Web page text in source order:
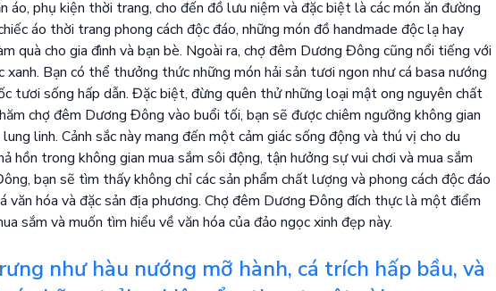
áo, phụ kiện thời trang, cho đến đồ lưu niệm và đặc biệt là các món ăn đường
áo thời trang phong cách độc đáo, những món đồ handmade độc lạ hay
quà cho gia đình và bạn bè. Ngoài ra, chợ đêm Dương Đông cũng nổi tiếng với
xanh. Bạn có thể thưởng thức những món hải sản tươi ngon như cá basa nướng
tươi sống hấp dẫn. Đặc biệt, đừng quên thử những loại mật ong nguyên chất
chợ đêm Dương Đông vào buổi tối, bạn sẽ được chiêm ngưỡng không gian
linh. Cảnh sắc này mang đến một cảm giác sống động và thú vị cho du
hồn trong không gian mua sắm sôi động, tận hưởng sự vui chơi và mua sắm
bạn sẽ tìm thấy không chỉ các sản phẩm chất lượng và phong cách độc đáo
văn hóa và đặc sản địa phương. Chợ đêm Dương Đông đích thực là một điểm
sắm và muốn tìm hiểu về văn hóa của đảo ngọc xinh đẹp này.
như hàu nướng mỡ hành, cá trích hấp bầu, và